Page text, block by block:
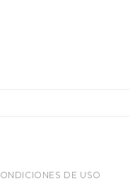
DE USO